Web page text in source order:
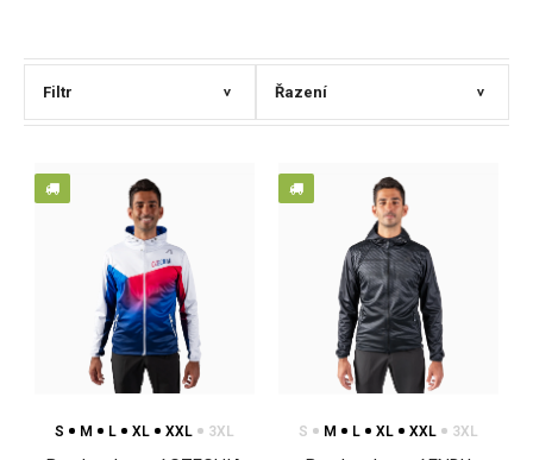
Filtr > Řazení >
S M L XL XXL 3XL S M L XL XXL 3XL